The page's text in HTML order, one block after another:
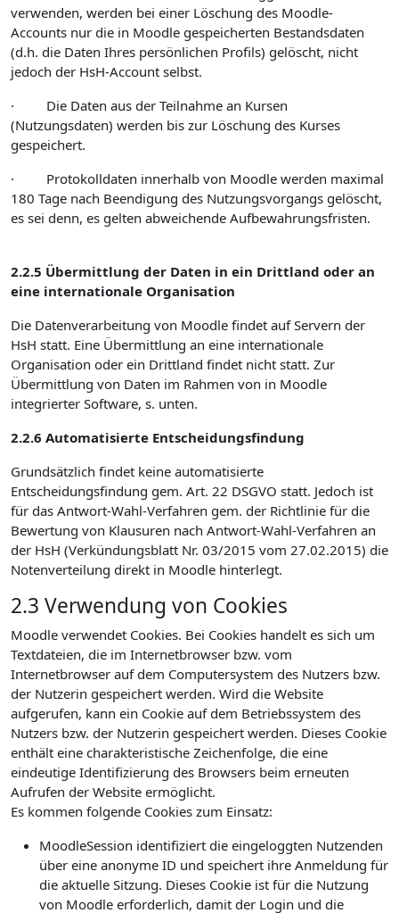
verwenden, werden bei einer Löschung des Moodle-
Accounts nur die in Moodle gespeicherten Bestandsdaten
(d.h. die Daten Ihres persönlichen Profils) gelöscht, nicht
jedoch der HsH-Account selbst.
· Die Daten aus der Teilnahme an Kursen
(Nutzungsdaten) werden bis zur Löschung des Kurses
gespeichert.
· Protokolldaten innerhalb von Moodle werden maximal
180 Tage nach Beendigung des Nutzungsvorgangs gelöscht,
es sei denn, es gelten abweichende Aufbewahrungsfristen.
2.2.5 Übermittlung der Daten in ein Drittland oder an
eine internationale Organisation
Die Datenverarbeitung von Moodle findet auf Servern der
HsH statt. Eine Übermittlung an eine internationale
Organisation oder ein Drittland findet nicht statt. Zur
Übermittlung von Daten im Rahmen von in Moodle
integrierter Software, s. unten.
2.2.6 Automatisierte Entscheidungsfindung
Grundsätzlich findet keine automatisierte
Entscheidungsfindung gem. Art. 22 DSGVO statt. Jedoch ist
für das Antwort-Wahl-Verfahren gem. der Richtlinie für die
Bewertung von Klausuren nach Antwort-Wahl-Verfahren an
der HsH (Verkündungsblatt Nr. 03/2015 vom 27.02.2015) die
Notenverteilung direkt in Moodle hinterlegt.
2.3 Verwendung von Cookies
Moodle verwendet Cookies. Bei Cookies handelt es sich um
Textdateien, die im Internetbrowser bzw. vom
Internetbrowser auf dem Computersystem des Nutzers bzw.
der Nutzerin gespeichert werden. Wird die Website
aufgerufen, kann ein Cookie auf dem Betriebssystem des
Nutzers bzw. der Nutzerin gespeichert werden. Dieses Cookie
enthält eine charakteristische Zeichenfolge, die eine
eindeutige Identifizierung des Browsers beim erneuten
Aufrufen der Website ermöglicht.
Es kommen folgende Cookies zum Einsatz:
MoodleSession identifiziert die eingeloggten Nutzenden
über eine anonyme ID und speichert ihre Anmeldung für
die aktuelle Sitzung. Dieses Cookie ist für die Nutzung
von Moodle erforderlich, damit der Login und die